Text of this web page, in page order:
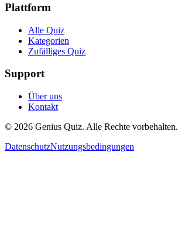
Plattform
Alle Quiz
Kategorien
Zufälliges Quiz
Support
Über uns
Kontakt
© 2026 Genius Quiz. Alle Rechte vorbehalten.
DatenschutzNutzungsbedingungen